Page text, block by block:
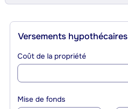
Versements hypothécaires
Coût de la propriété
Mise de fonds